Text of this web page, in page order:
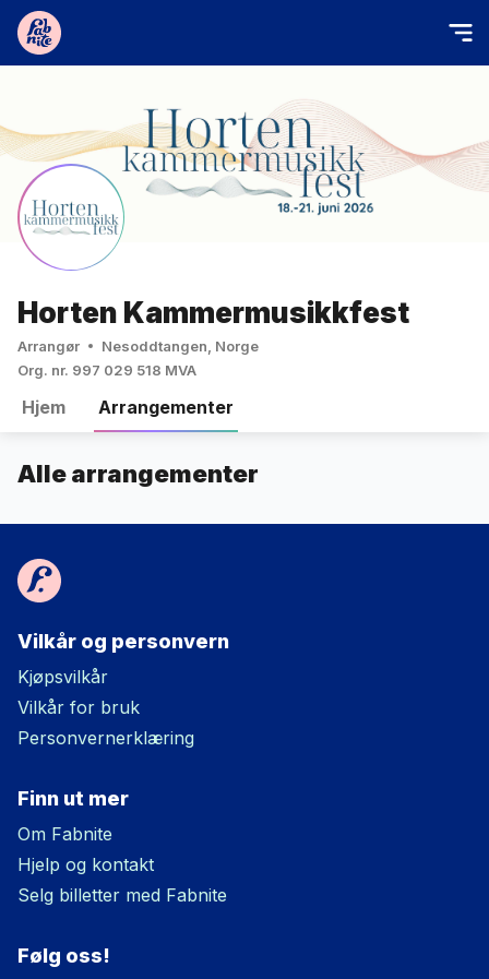
Horten Kammermusikkfest
Arrangør
Nesoddtangen, Norge
Org. nr. 997 029 518 MVA
Hjem Arrangementer
Alle arrangementer
Vilkår og personvern
Kjøpsvilkår
Vilkår for bruk
Personvernerklæring
Finn ut mer
Om Fabnite
Hjelp og kontakt
Selg billetter med Fabnite
Følg oss!